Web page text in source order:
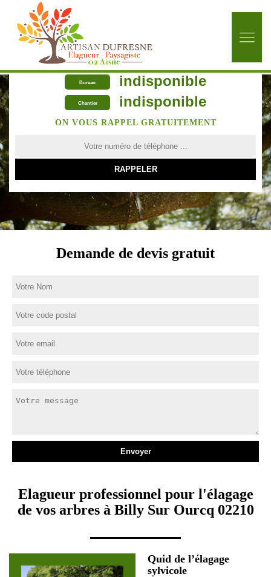
Bureau indisponible
Chantier indisponible
ON VOUS RAPPEL GRATUITEMENT
Demande de devis gratuit
Elagueur professionnel pour l'élagage
de vos arbres à Billy Sur Ourcq 02210
Quid de l’élagage
sylvicole